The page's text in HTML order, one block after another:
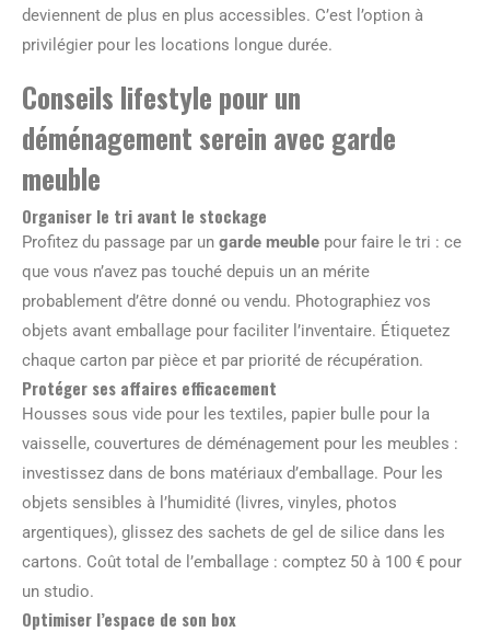
deviennent de plus en plus accessibles. C’est l’option à
privilégier pour les locations longue durée.
Conseils lifestyle pour un
déménagement serein avec garde
meuble
Organiser le tri avant le stockage
Profitez du passage par un garde meuble pour faire le tri : ce
que vous n’avez pas touché depuis un an mérite
probablement d’être donné ou vendu. Photographiez vos
objets avant emballage pour faciliter l’inventaire. Étiquetez
chaque carton par pièce et par priorité de récupération.
Protéger ses affaires efficacement
Housses sous vide pour les textiles, papier bulle pour la
vaisselle, couvertures de déménagement pour les meubles :
investissez dans de bons matériaux d’emballage. Pour les
objets sensibles à l’humidité (livres, vinyles, photos
argentiques), glissez des sachets de gel de silice dans les
cartons. Coût total de l’emballage : comptez 50 à 100 € pour
un studio.
Optimiser l’espace de son box